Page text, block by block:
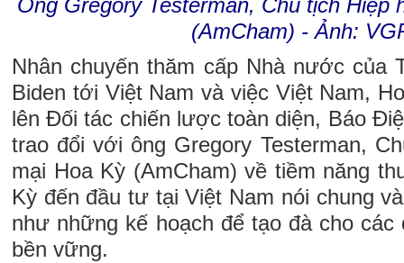
Ông Gregory Testerman, Chủ tịch Hiệp
(AmCham) - Ảnh:
Nhân chuyến thăm cấp Nhà nước của
Biden tới Việt Nam và việc Việt Nam,
lên Đối tác chiến lược toàn diện, Báo
trao đổi với ông Gregory Testerman,
mại Hoa Kỳ (AmCham) về tiềm năng
Kỳ đến đầu tư tại Việt Nam nói chung
như những kế hoạch để tạo đà cho các
bền vững.